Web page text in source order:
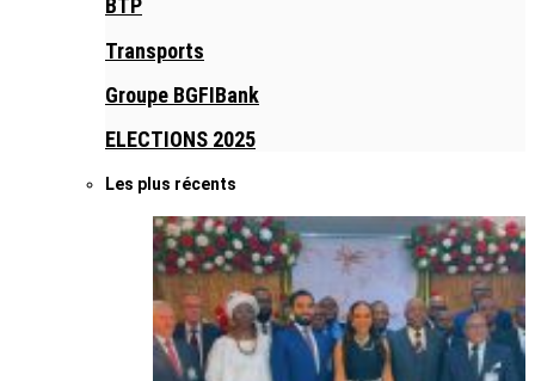
BTP
Transports
Groupe BGFIBank
ELECTIONS 2025
Les plus récents